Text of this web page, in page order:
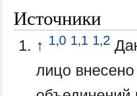
Источники
↑ 1,0 1,1 1,2
лицо